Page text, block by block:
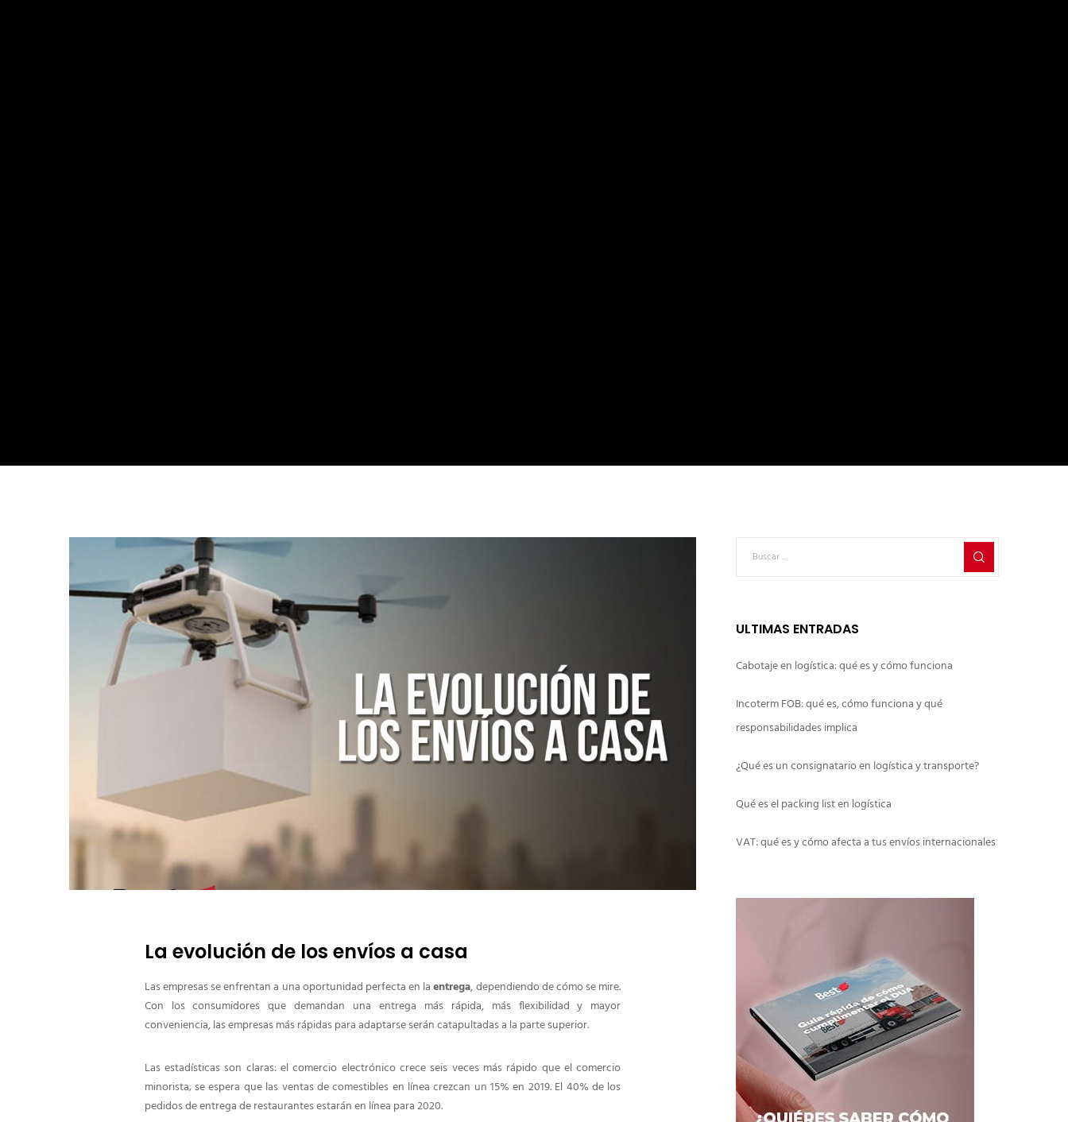
La evolución de los envíos a casa
Las empresas se enfrentan a una oportunidad perfecta en laentrega, dependiendo de cómo se mire.
Con los consumidores que demandan una entrega más rápida, más flexibilidad y mayor
conveniencia, las empresas más rápidas para adaptarse serán catapultadas a la parte superior.
Las estadísticas son claras: el comercio electrónico crece seis veces más rápido que el comercio
minorista; se espera que las ventas de comestibles en línea crezcan un 15% en 2019. El 40% de los
pedidos de entrega de restaurantes estarán en línea para 2020.
ULTIMAS ENTRADAS
Cabotaje en logística: qué es y cómo funciona
Incoterm FOB: qué es, cómo funciona y qué
responsabilidades implica
¿Qué es un consignatario en logística y transporte?
Qué es el packing list en logística
VAT: qué es y cómo afecta a tus envíos internacionales